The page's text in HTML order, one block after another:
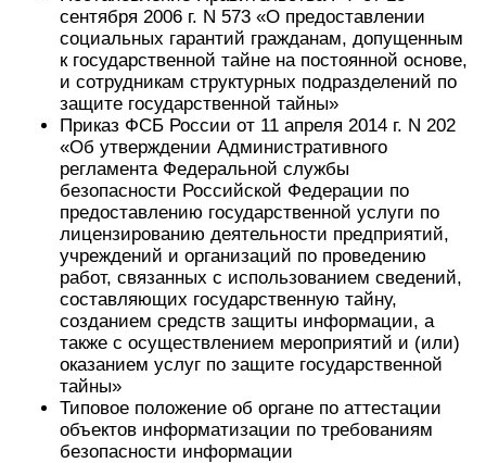
сентября 2006 г. N 573 «О предоставлении
социальных гарантий гражданам, допущенным
к государственной тайне на постоянной основе,
и сотрудникам структурных подразделений по
защите государственной тайны»
Приказ ФСБ России от 11 апреля 2014 г. N 202
«Об утверждении Административного
регламента Федеральной службы
безопасности Российской Федерации по
предоставлению государственной услуги по
лицензированию деятельности предприятий,
учреждений и организаций по проведению
работ, связанных с использованием сведений,
составляющих государственную тайну,
созданием средств защиты информации, а
также с осуществлением мероприятий и (или)
оказанием услуг по защите государственной
тайны»
Типовое положение об органе по аттестации
объектов информатизации по требованиям
безопасности информации